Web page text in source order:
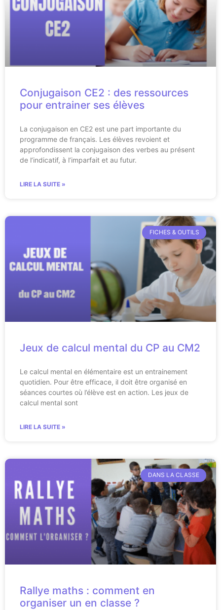
Conjugaison CE2 : des ressources
pour entrainer ses élèves
La conjugaison en CE2 est une part importante du
programme de français. Les élèves revoient et
approfondissent la conjugaison des verbes au présent
de l’indicatif, à l’imparfait et au futur.
LIRE LA SUITE »
FICHES & OUTILS
Jeux de calcul mental du CP au CM2
Le calcul mental en élémentaire est un entrainement
quotidien. Pour être efficace, il doit être organisé en
séances courtes où l’élève est en action. Les jeux de
calcul mental sont
LIRE LA SUITE »
DANS LA CLASSE
Rallye maths : comment en
organiser un en classe ?